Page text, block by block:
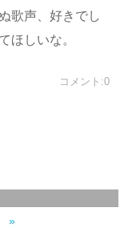
歌声、好きでし
ほしいな。
コメント:0